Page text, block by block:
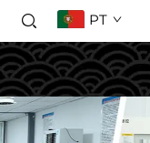
PT
ORÇAMENTO